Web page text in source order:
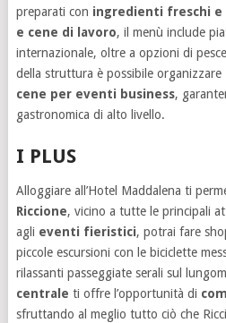
preparati con ingredienti freschi e
e cene di lavoro, il menù include
internazionale, oltre a opzioni di
della struttura è possibile organizzare
cene per eventi business,
gastronomica di alto livello.
I PLUS
Alloggiare all’Hotel Maddalena ti
Riccione, vicino a tutte le principali
agli eventi fieristici, potrai fare
piccole escursioni con le biciclette
rilassanti passeggiate serali sul
centrale ti offre l’opportunità di
sfruttando al meglio tutto ciò che